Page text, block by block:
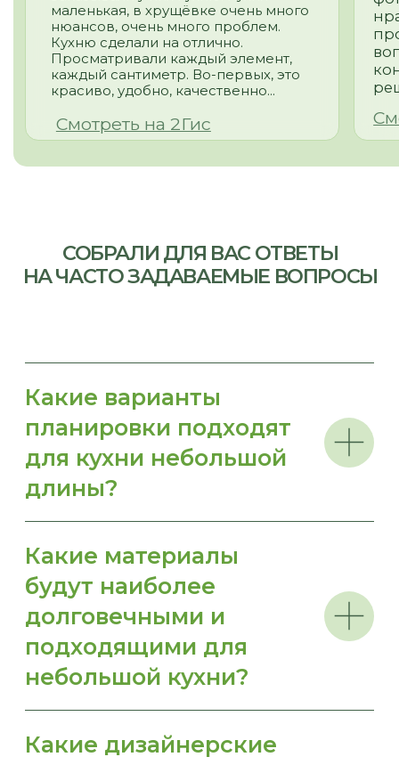
Бесплатный замер
Бесплатная консультация
Политика конфиденциальности